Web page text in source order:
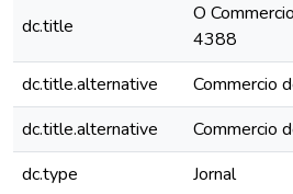
dc.title
O
4388
dc.title.alternative
Commercio
dc.title.alternative
Commercio
dc.type
Jornal